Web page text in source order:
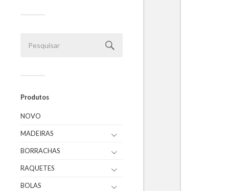
Produtos
NOVO
MADEIRAS
BORRACHAS
RAQUETES
BOLAS